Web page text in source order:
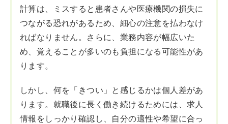
計算は、ミスすると患者さんや医療機関の損失に
つながる恐れがあるため、細心の注意を払わなけ
ればなりません。さらに、業務内容が幅広いた
め、覚えることが多いのも負担になる可能性があ
ります。
しかし、何を「きつい」と感じるかは個人差があ
ります。就職後に長く働き続けるためには、求人
情報をしっかり確認し、自分の適性や希望に合っ